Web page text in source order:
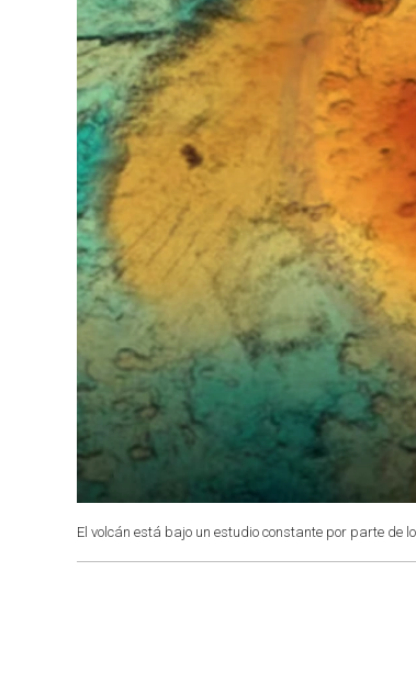
El volcán está bajo un estudio constante por parte de